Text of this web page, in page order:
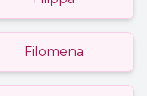
Filomena